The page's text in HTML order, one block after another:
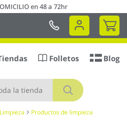
en 48 a 72hr
Mi
Buscar
Folletos Blog
Limpieza Productos de limpieza